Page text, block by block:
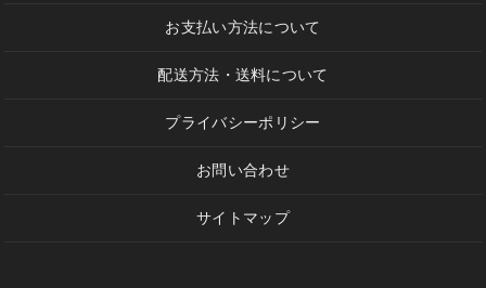
お支払い方法について
配送方法・送料について
プライバシーポリシー
お問い合わせ
サイトマップ